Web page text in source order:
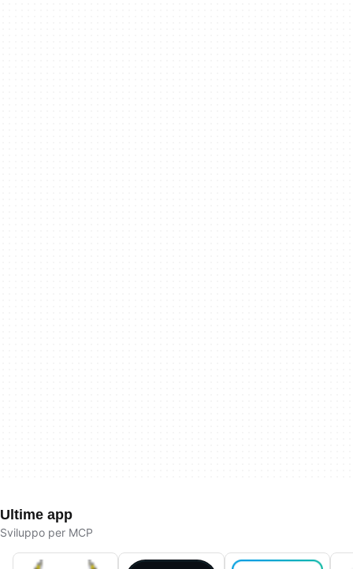
Ultime app
Sviluppo per MCP